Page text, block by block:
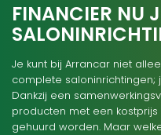
FINANCIER NU
Je kunt bij Arrancar niet
complete saloninrichtingen;
Dankzij een
producten met een
gehuurd worden. Maar